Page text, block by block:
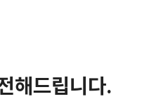
해드립니다.